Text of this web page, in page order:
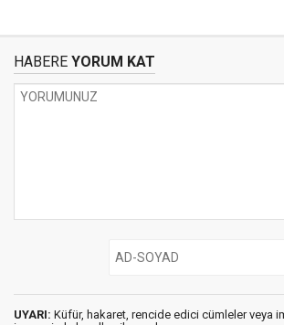
HABERE YORUM KAT
UYARI: Küfür, hakaret, rencide edici cümleler veya